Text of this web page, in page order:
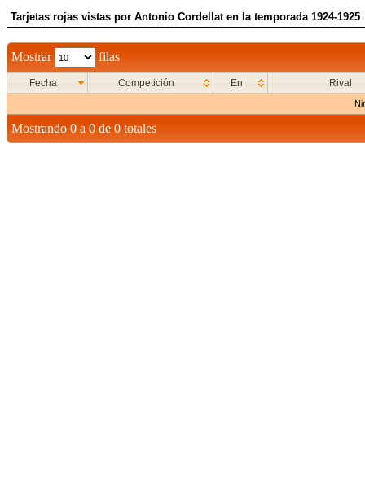
Tarjetas rojas vistas por Antonio Cordellat en la temporada 1924-1925
Mostrar filas
Fecha Competición En Rival
Mostrando 0 a 0 de 0 totales